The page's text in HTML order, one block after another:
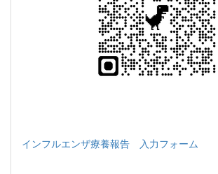
インフルエンザ療養報告 入力フォーム